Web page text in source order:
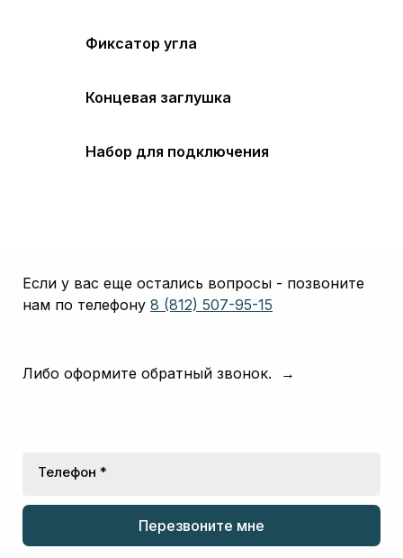
Фиксатор угла
Концевая заглушка
Набор для подключения
Если у вас еще остались вопросы - позвоните
нам по телефону 8 (812) 507-95-15
Либо оформите обратный звонок. →
Телефон *
Перезвоните мне